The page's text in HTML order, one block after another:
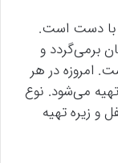
با دست است.
برمی‌گردد و
امروزه در هر
می‌شود. نوع
و زیره تهیه